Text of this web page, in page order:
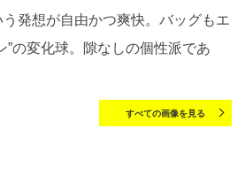
発想が自由かつ爽快。バッグもエ
”の変化球。隙なしの個性派であ
すべての画像を見る